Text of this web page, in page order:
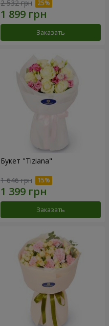
2 532 грн
Заказать
Букет "Tiziana"
1 646 грн
Заказать